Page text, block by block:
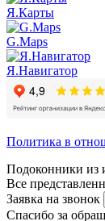
Я.Карты
G.Maps
Я.Навигатор
Политика в
Подоконники из
Все
Заявка на звонок
Спасибо за